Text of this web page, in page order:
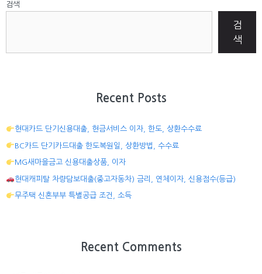
검색
검
색
Recent Posts
현대카드 단기신용대출, 현금서비스 이자, 한도, 상환수수료
BC카드 단기카드대출 한도복원일, 상환방법, 수수료
MG새마을금고 신용대출상품, 이자
현대캐피탈 차량담보대출(중고자동차) 금리, 연체이자, 신용점수(등급)
무주택 신혼부부 특별공급 조건, 소득
Recent Comments